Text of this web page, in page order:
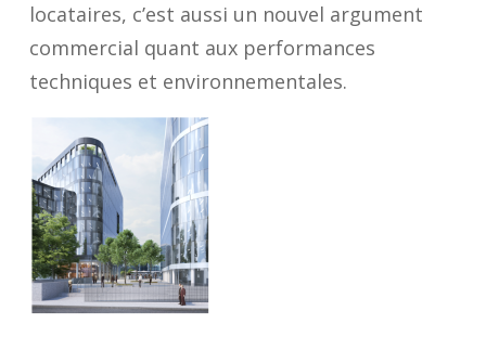
locataires, c’est aussi un nouvel argument
commercial quant aux performances
techniques et environnementales.